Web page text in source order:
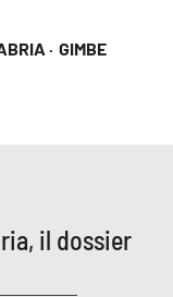
· GIMBE
il dossier